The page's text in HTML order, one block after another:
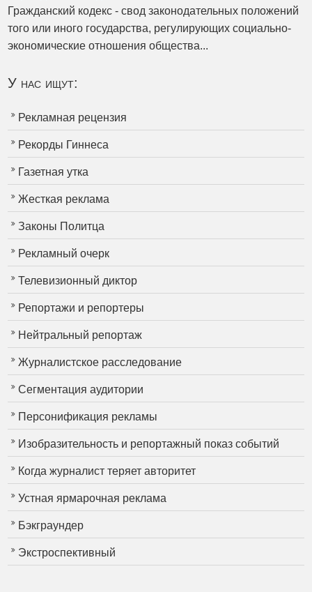
Гражданский кодекс - свод законодательных положений
того или иного государства, регулирующих социально-
экономические отношения общества...
У нас ищут:
Рекламная рецензия
Рекорды Гиннеса
Газетная утка
Жесткая реклама
Законы Политца
Рекламный очерк
Телевизионный диктор
Репортажи и репортеры
Нейтральный репортаж
Журналистское расследование
Сегментация аудитории
Персонификация рекламы
Изобразительность и репортажный показ событий
Когда журналист теряет авторитет
Устная ярмарочная реклама
Бэкграундер
Экстроспективный